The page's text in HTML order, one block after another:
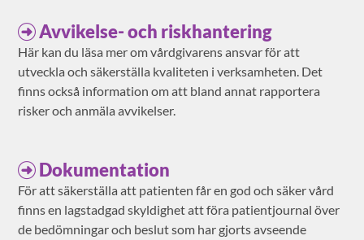
Avvikelse- och riskhantering
Här kan du läsa mer om vårdgivarens ansvar för att
utveckla och säkerställa kvaliteten i verksamheten. Det
finns också information om att bland annat rapportera
risker och anmäla avvikelser.
Dokumentation
För att säkerställa att patienten får en god och säker vård
finns en lagstadgad skyldighet att föra patientjournal över
de bedömningar och beslut som har gjorts avseende